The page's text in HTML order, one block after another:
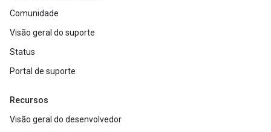
Comunidade
Visão geral do suporte
Status
Portal de suporte
Recursos
Visão geral do desenvolvedor